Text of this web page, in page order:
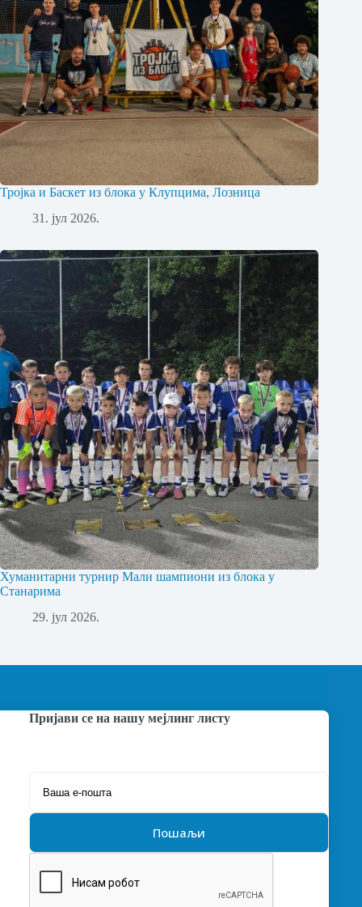
Тројка и Баскет из блока у Клупцима, Лозница
31. јул 2026.
Хуманитарни турнир Мали шампиони из блока у
Станарима
29. јул 2026.
Пријави се на нашу мејлинг листу